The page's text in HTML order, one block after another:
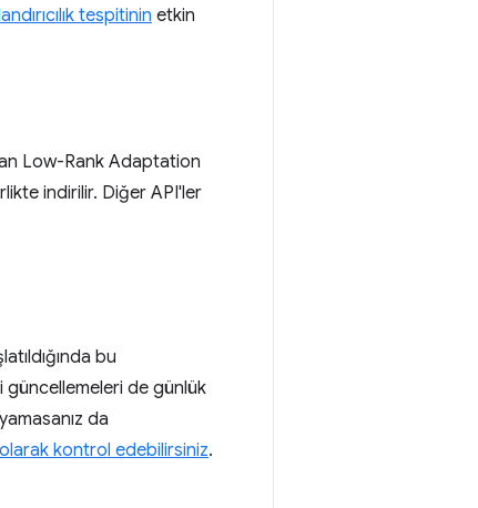
tespitinin etkin
Low-Rank Adaptation
indirilir. Diğer API'ler
bu
güncellemeleri de günlük
da
kontrol edebilirsiniz.